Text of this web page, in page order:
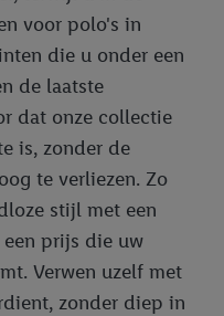
voor polo's in
die u onder een
de laatste
dat onze collectie
is, zonder de
te verliezen. Zo
stijl met een
prijs die uw
Verwen uzelf met
zonder diep in